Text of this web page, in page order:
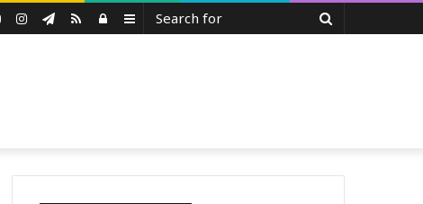
Sidebar
Log
RSS
Telegram
Instagram
YouTube